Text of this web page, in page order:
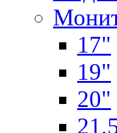
17"
19"
20"